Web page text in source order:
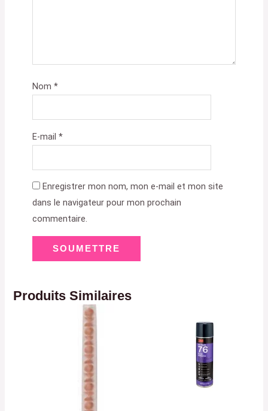
Nom *
E-mail *
Enregistrer mon nom, mon e-mail et mon site
dans le navigateur pour mon prochain
commentaire.
Produits Similaires